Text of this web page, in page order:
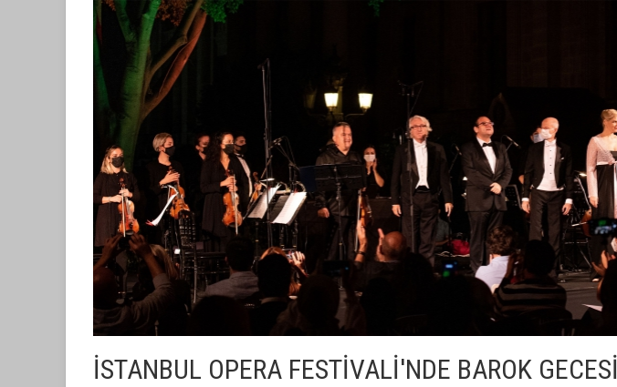
İSTANBUL OPERA FESTİVALİ'NDE BAROK GECESİ